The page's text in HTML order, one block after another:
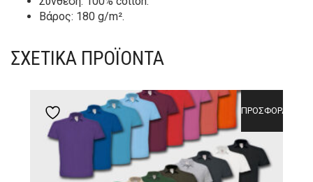
Βάρος: 180 g/m².
ΣΧΕΤΙΚΆ ΠΡΟΪΌΝΤΑ
Add to wishlist ΠΡΟΣΦΟΡΆ!